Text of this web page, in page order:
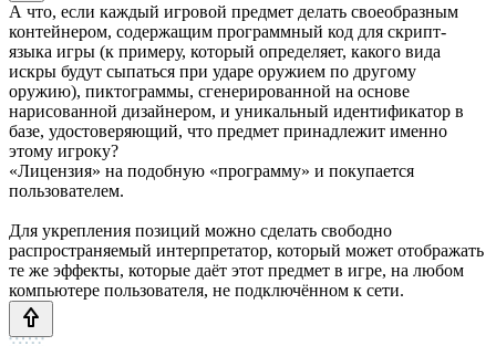
А что, если каждый игровой предмет делать своеобразным
контейнером, содержащим программный код для скрипт-
языка игры (к примеру, который определяет, какого вида
искры будут сыпаться при ударе оружием по другому
оружию), пиктограммы, сгенерированной на основе
нарисованной дизайнером, и уникальный идентификатор в
базе, удостоверяющий, что предмет принадлежит именно
этому игроку?
«Лицензия» на подобную «программу» и покупается
пользователем.
Для укрепления позиций можно сделать свободно
распространяемый интерпретатор, который может отображать
те же эффекты, которые даёт этот предмет в игре, на любом
компьютере пользователя, не подключённом к сети.